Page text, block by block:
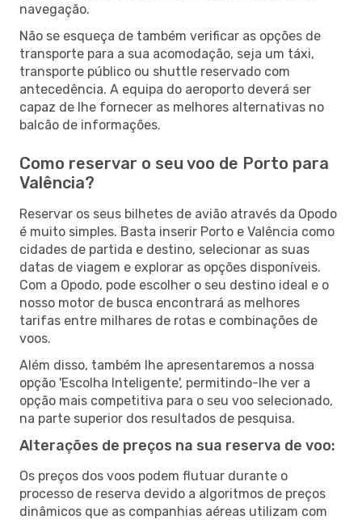
navegação.
Não se esqueça de também verificar as opções de
transporte para a sua acomodação, seja um táxi,
transporte público ou shuttle reservado com
antecedência. A equipa do aeroporto deverá ser
capaz de lhe fornecer as melhores alternativas no
balcão de informações.
Como reservar o seu voo de Porto para
Valência?
Reservar os seus bilhetes de avião através da Opodo
é muito simples. Basta inserir Porto e Valência como
cidades de partida e destino, selecionar as suas
datas de viagem e explorar as opções disponíveis.
Com a Opodo, pode escolher o seu destino ideal e o
nosso motor de busca encontrará as melhores
tarifas entre milhares de rotas e combinações de
voos.
Além disso, também lhe apresentaremos a nossa
opção 'Escolha Inteligente', permitindo-lhe ver a
opção mais competitiva para o seu voo selecionado,
na parte superior dos resultados de pesquisa.
Alterações de preços na sua reserva de voo:
Os preços dos voos podem flutuar durante o
processo de reserva devido a algoritmos de preços
dinâmicos que as companhias aéreas utilizam com